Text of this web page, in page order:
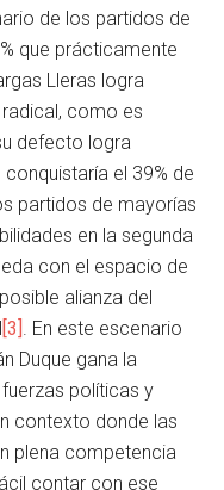
de los partidos de
que prácticamente
Lleras logra
como es
defecto logra
el 39% de
partidos de mayorías
en la segunda
con el espacio de
alianza del
[3] . En este escenario
Duque gana la
políticas y
contexto donde las
plena competencia
contar con ese